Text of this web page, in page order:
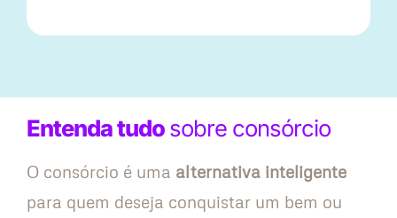
Entenda tudosobre consórcio
O consórcio é uma alternativa inteligente
para quem deseja conquistar um bem ou